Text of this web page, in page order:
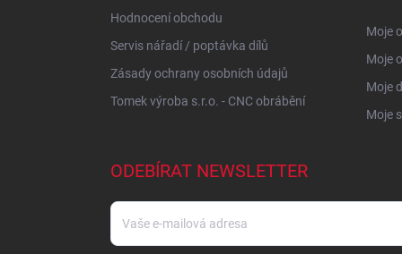
Hodnocení obchodu
Servis nářadí / poptávka dílů
Zásady ochrany osobních údajů
Tomek výroba s.r.o. - CNC obrábění
Moje
Moje
Moje
Moje
ODEBÍRAT NEWSLETTER